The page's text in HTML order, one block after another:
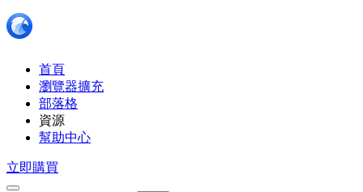
首頁
瀏覽器擴充
部落格
資源
幫助中心
立即購買